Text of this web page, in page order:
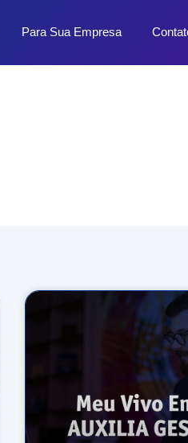
Para Sua Empresa